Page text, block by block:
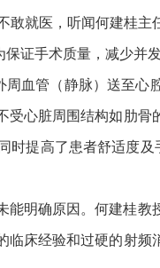
就医，听闻何建桂
证手术质量，减少并
血管（静脉）送至
心脏周围结构如肋
提高了患者舒适度
明确原因。何建桂
临床经验和过硬的射